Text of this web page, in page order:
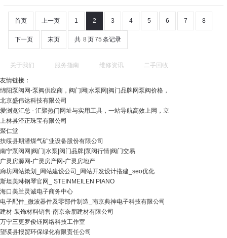
首页 上一页 1 2 3 4 5 6 7 8
下一页 末页 共 8 页75 条记录
关于我们 服务指南 维修资讯 二手回收
友情链接：
绵阳泵阀网-泵阀供应商，阀门网|水泵网|阀门品牌网泵阀价格，
北京盛伟达科技有限公司
爱浏览汇总 - 汇聚热门网址与实用工具，一站导航高效上网，立
上林县泽正珠宝有限公司
聚仁堂
扶绥县期潜煤气矿业设备股份有限公司
南宁泵阀网|阀门|水泵|阀门品牌|泵阀行情|阀门交易
广灵房源网-广灵房产网-广灵房地产
廊坊网站策划_网站建设公司_网站开发设计搭建_seo优化
斯坦美琳钢琴官网_ STEINMEILEN PIANO
海口美兰灵诚电子商务中心
电子配件_微波器件及零部件制造_南京典神电子科技有限公司
建材-装饰材料销售-南京奈朋建材有限公司
万宁三更罗俊钰网络科技工作室
望谟县报贸环保绿化有限责任公司